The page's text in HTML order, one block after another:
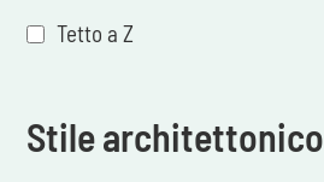
Tetto a Z
Stile architettonico